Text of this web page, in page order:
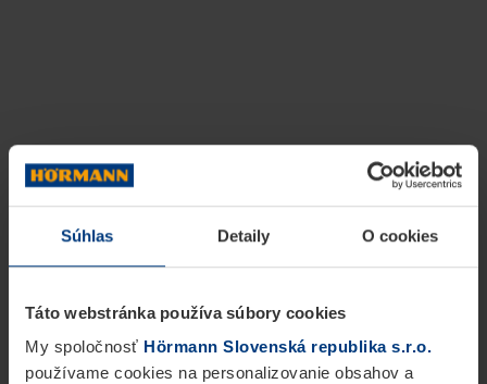
Súhlas Detaily O cookies
Táto webstránka používa súbory cookies
My spoločnosť Hörmann Slovenská republika s.r.o.
používame cookies na personalizovanie obsahov a